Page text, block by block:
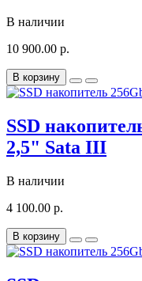
В наличии
10 900.00 р.
В корзину
SSD
2,5" Sata III
В наличии
4 100.00 р.
В корзину